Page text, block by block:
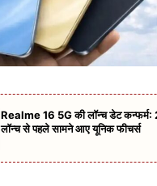
Realme 16 5G की लॉन्च डेट कन्फर्म:
लॉन्च से पहले सामने आए यूनिक फीचर्स